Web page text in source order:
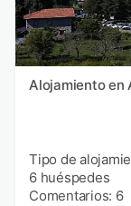
Alojamiento en
Tipo de
6 huéspedes
Comentarios: 6